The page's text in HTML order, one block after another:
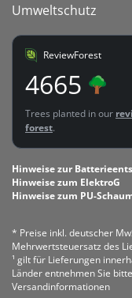
Umweltschutz
ReviewForest
4665
Trees planted in our
forest.
Hinweise zur
Hinweise zum ElektroG
Hinweise zum PU-
* Preise inkl. deutscher
Mehrwertsteuersatz des
¹ gilt für Lieferungen
Länder entnehmen Sie
Versandinformationen